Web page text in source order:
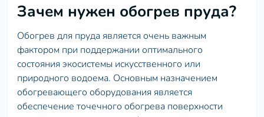
Зачем нужен обогрев пруда?
Обогрев для пруда является очень важным
фактором при поддержании оптимального
состояния экосистемы искусственного или
природного водоема. Основным назначением
обогревающего оборудования является
обеспечение точечного обогрева поверхности